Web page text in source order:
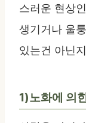
스러운 현상
생기거나 울
있는건 아닌
1)노화에 의